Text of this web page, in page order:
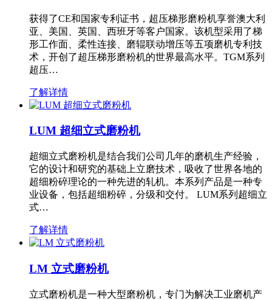
获得了CE和国家专利证书，超压梯形磨粉机享誉澳大利
亚、美国、英国、西班牙等客户国家。该机型采用了梯
形工作面、柔性连接、磨辊联动增压等五项磨机专利技
术，开创了超压梯形磨粉机的世界最高水平。TGM系列
超压…
了解详情
LUM 超细立式磨粉机
超细立式磨粉机是结合我们公司几年的磨机生产经验，
它的设计和研究的基础上立磨技术，吸收了世界各地的
超细粉碎理论的一种先进的轧机。本系列产品是一种专
业设备，包括超细粉碎，分级和交付。 LUM系列超细立
式…
了解详情
LM 立式磨粉机
立式磨粉机是一种大型磨粉机，专门为解决工业磨机产